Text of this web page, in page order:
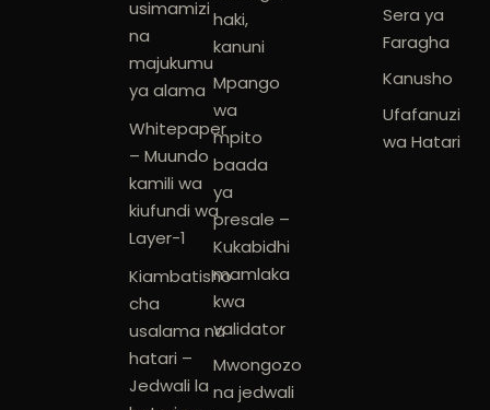
usimamizi
na
majukumu
ya alama
Whitepaper
– Muundo
kamili wa
kiufundi wa
Layer-1
Kiambatisho
cha
usalama na
hatari –
Jedwali la
haki,
kanuni
Mpango
wa
mpito
baada
ya
presale –
Kukabidhi
mamlaka
kwa
validator
Mwongozo
na jedwali
Sera ya
Faragha
Kanusho
Ufafanuzi
wa Hatari